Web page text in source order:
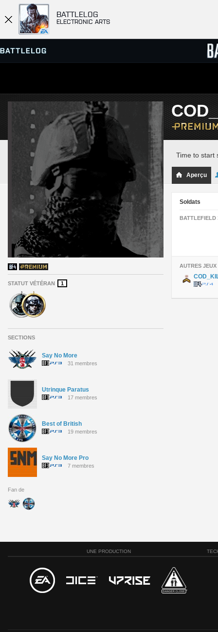
BATTLELOG
ELECTRONIC ARTS
SERVEURS
PARTIES
STATUT VÉTÉRAN 1
SECTIONS
Say No More
31 membres
Utrinque Paratus
17 membres
Best of British
19 membres
Say No More Pro
7 membres
Fan de
Time to start
Aperçu
Soldats
BATTLEFIELD
AUTRES JEUX
UNE PRODUCTION